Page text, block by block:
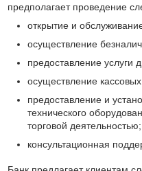
предполагает проведение
открытие и
осуществление
предоставление услуги
осуществление
предоставление и
технического
торговой деятельностью;
консультационная